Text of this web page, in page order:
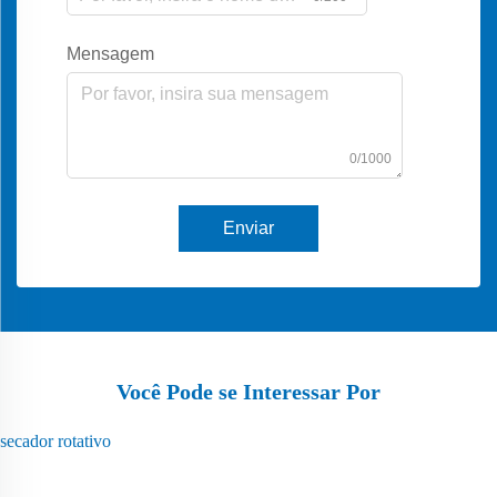
Mensagem
0/1000
Enviar
Você Pode se Interessar Por
secador rotativo